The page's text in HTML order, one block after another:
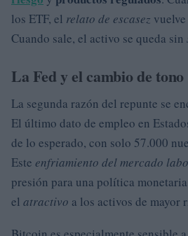
los ETF, el relato de escasez
Cuando sale, el activo se queda sin
La Fed y el cambio de
La segunda razón del repunte se
El último dato de empleo en
de lo esperado, con solo 57.000
Este enfriamiento del mercado
presión para una política
el atractivo a los activos de mayor